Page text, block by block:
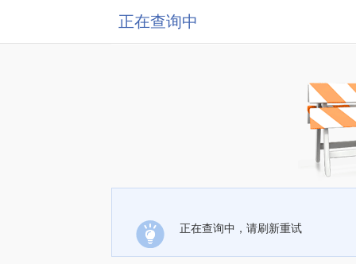
正在查询中
正在查询中，请刷新重试